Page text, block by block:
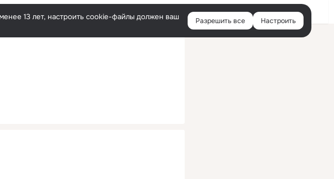
Русский Войти
13 лет, настроить cookie-файлы должен ваш
Разрешить все Настроить